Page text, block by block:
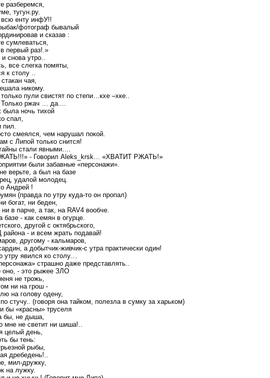
разберемся,
тугун.ру.
всю енту инфУ!!
фотограф бывалый
и сказав :
сумлеваться,
первый раз!.»
снова утро..
все слегка помяты,
к столу ..
чая,
никому.
пули свистят по степи…кхе –хке..
ржач … да....
была ночь тихой
спал,
пил.
смеялся, чем нарушал покой.
с Липой только снится!
стали явными….
- Говорил Aleks_krsk… «ХВАТИТ РЖАТЬ!»
были забавные «персонажи».
верьте, а был на базе
удалой молодец.
Андрей !
(правда по утру куда-то он пропал)
богат, ни беден,
в парче, а так, на RAV4 вообче.
базе - как семян в огурце.
другой с октябрьского,
района - и всем жрать подавай!
другому - кальмаров,
а добытчик-живчик-с утра практически один!
утру явился ко столу…
страшно даже представлять..
оно, - это рыжее ЗЛО
не трожь,
ни на грош -
на голову одену,
стучу.. (говоря она тайком, полезла в сумку за харьком)
бы «красны» труселя
бы, не дыша,
мне не светит ни шиша!..
целый день,
бы тень:
рыбы,
дребедень!..
мил-дружку,
на лужку.